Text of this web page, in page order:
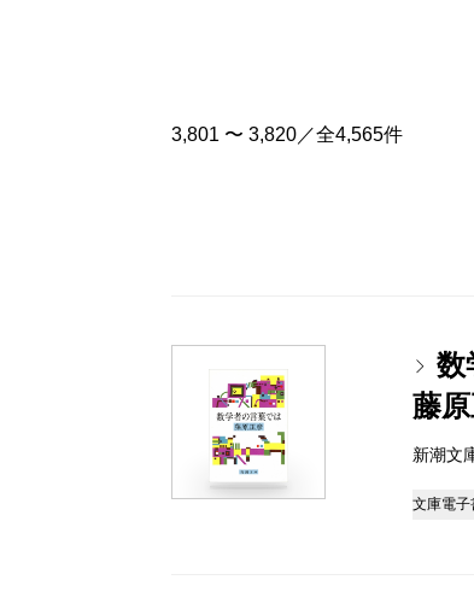
3,801 〜 3,820／全4,565件
数
藤
新潮
文庫電子